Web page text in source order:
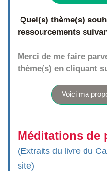
Quel(s) thème(s)
ressourcements
Merci de me faire
thème(s) en cliquant
Voici ma
Méditations de
(Extraits du livre du
site)